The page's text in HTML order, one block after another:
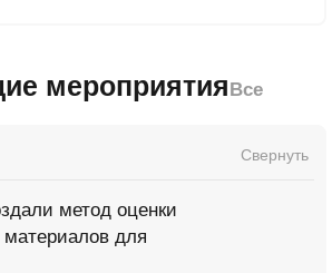
мероприятияВсе
Свернуть
метод оценки
материалов для